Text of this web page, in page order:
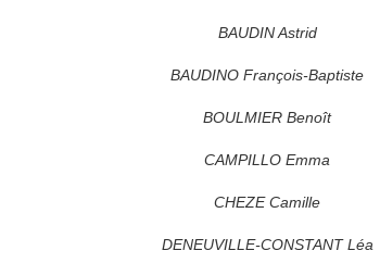
BAUDIN Astrid
BAUDINO François-Baptiste
BOULMIER Benoît
CAMPILLO Emma
CHEZE Camille
DENEUVILLE-CONSTANT Léa